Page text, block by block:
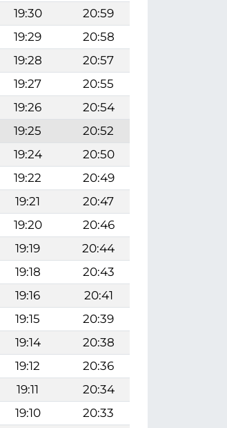
19:30
20:59
19:29
20:58
19:28
20:57
19:27
20:55
19:26
20:54
19:25
20:52
19:24
20:50
19:22
20:49
19:21
20:47
19:20
20:46
19:19
20:44
19:18
20:43
19:16
20:41
19:15
20:39
19:14
20:38
19:12
20:36
19:11
20:34
19:10
20:33